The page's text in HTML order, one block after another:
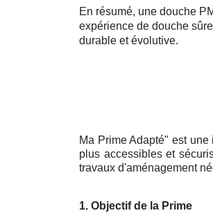
En résumé, une douche
expérience de douche
durable et évolutive.
Ma Prime Adapté" est
plus accessibles et
travaux d'aménagement
1. Objectif de la Prime